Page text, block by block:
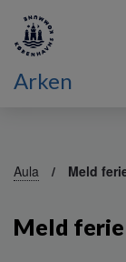
Arken
Aula Meld
Meld ferie